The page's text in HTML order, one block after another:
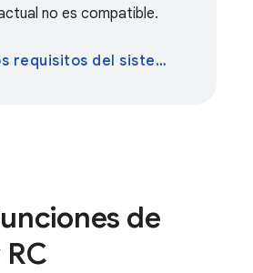
no es compatible.
requisitos del sistema
de